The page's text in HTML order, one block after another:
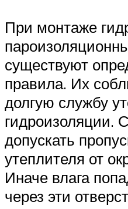
При монтаже
существуют
правила. Их
долгую службу
гидроизоляции.
допускать
утеплителя от
Иначе влага
через эти